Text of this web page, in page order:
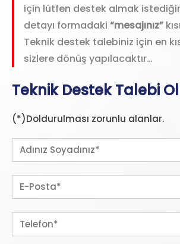
için lütfen destek almak
detayı formadaki “mesajınız”
Teknik destek talebiniz için en
sizlere dönüş yapılacaktır…
Teknik Destek Talebi
(*)Doldurulması zorunlu alanlar.